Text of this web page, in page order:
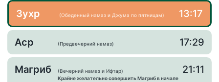
Зухр (Обеденный намаз и Джума по пятницам) 13:17
Аср (Предвечерний намаз) 17:29
Магриб
(Вечерний намаз и Ифтар)
Крайне желательно совершить Магриб в начале
21:11